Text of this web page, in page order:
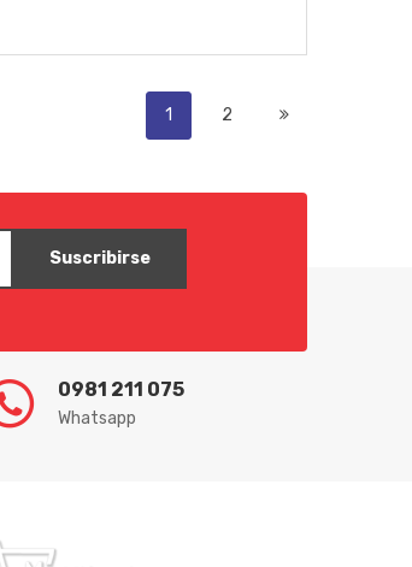
1 2
0981 211 075
Whatsapp
Suscribirse